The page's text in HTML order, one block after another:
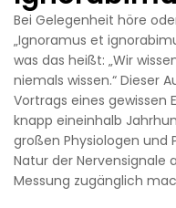
Bei Gelegenheit höre
„Ignoramus et
was das heißt: „Wir
niemals wissen.“ Dieser
Vortrags eines gewissen
knapp eineinhalb
großen Physiologen und
Natur der
Messung zugänglich